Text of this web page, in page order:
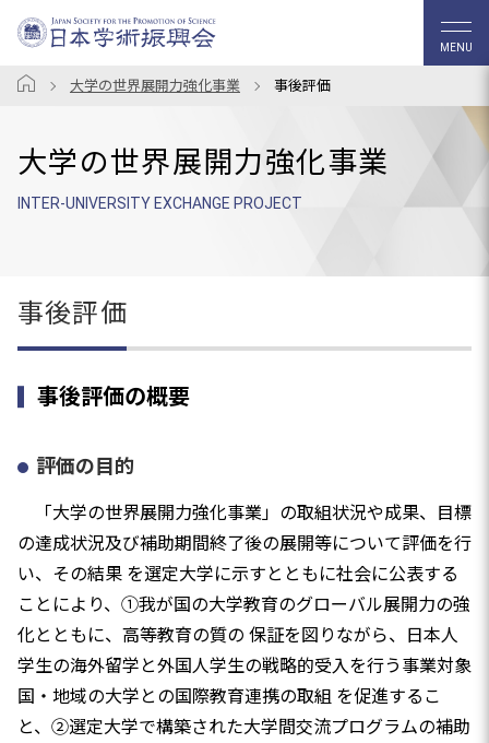
MENU
大学の世界展開力強化事業 事後評価
大学の世界展開力強化事業
INTER-UNIVERSITY EXCHANGE PROJECT
事後評価
事後評価の概要
評価の目的
「大学の世界展開力強化事業」の取組状況や成果、目標
の達成状況及び補助期間終了後の展開等について評価を行
い、その結果 を選定大学に示すとともに社会に公表する
ことにより、①我が国の大学教育のグローバル展開力の強
化とともに、高等教育の質の 保証を図りながら、日本人
学生の海外留学と外国人学生の戦略的受入を行う事業対象
国・地域の大学との国際教育連携の取組 を促進するこ
と、②選定大学で構築された大学間交流プログラムの補助